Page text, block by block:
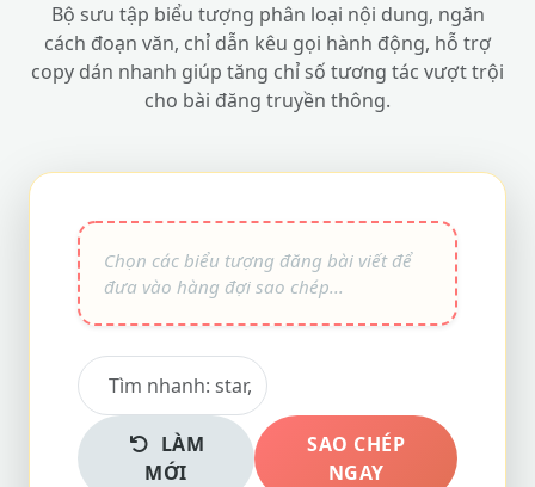
Bộ sưu tập biểu tượng phân loại nội dung, ngăn
cách đoạn văn, chỉ dẫn kêu gọi hành động, hỗ trợ
copy dán nhanh giúp tăng chỉ số tương tác vượt trội
cho bài đăng truyền thông.
LÀM
MỚI
SAO CHÉP
NGAY